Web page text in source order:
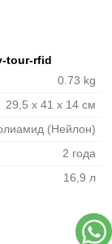
tour-rfid
0.73 kg
29,5 x 41 x 14 см
(Нейлон)
2 года
16,9 л